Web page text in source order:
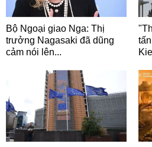
Bộ Ngoại giao Nga: Thị
trưởng Nagasaki đã dũng
cảm nói lên...